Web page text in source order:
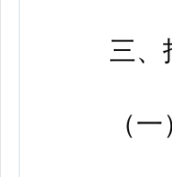
三、
（一）